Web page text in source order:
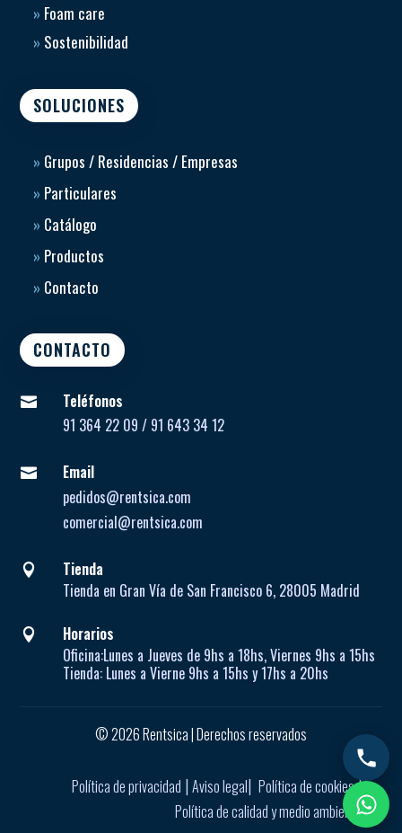
» Foam care
» Sostenibilidad
SOLUCIONES
» Grupos / Residencias / Empresas
» Particulares
» Catálogo
» Productos
» Contacto
CONTACTO

Teléfonos
91 364 22 09 / 91 643 34 12

Email
pedidos@rentsica.com
comercial@rentsica.com

Tienda
Tienda en Gran Vía de San Francisco 6, 28005 Madrid

Horarios
Oficina:Lunes a Jueves de9hs a 18hs, Viernes 9hs a 15hs
Tienda: Lunes a Vierne9hs a 15hs y 17hs a 20hs
© 2026 Rentsica | Derechos reservados
Política de privacidad |Aviso legal|Política de cookies|
Política de calidad y medio ambiente